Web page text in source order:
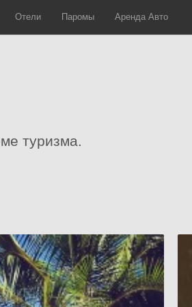
Отели Паромы Аренда Авто
туризма.